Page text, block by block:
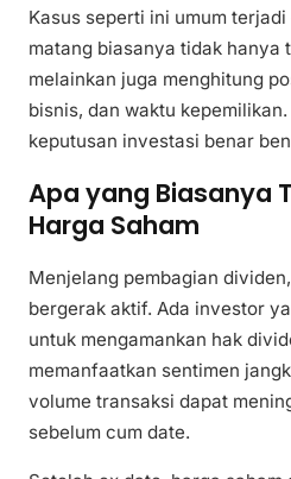
Kasus seperti ini umum
matang biasanya tidak hanya
melainkan juga menghitung
bisnis, dan waktu
keputusan investasi benar
Apa yang Biasanya
Harga Saham
Menjelang pembagian
bergerak aktif. Ada investor
untuk mengamankan hak
memanfaatkan sentimen
volume transaksi dapat
sebelum cum date.